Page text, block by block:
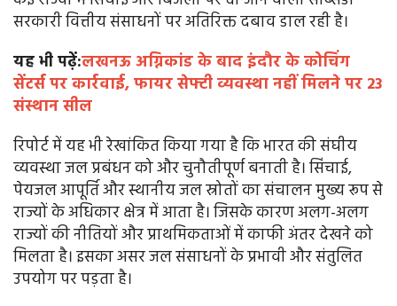
सरकारी वित्तीय संसाधनों पर अतिरिक्त दबाव डाल रही है।
यह भी पढ़ें:लखनऊ अग्निकांड के बाद इंदौर के कोचिंग
सेंटर्स पर कार्रवाई, फायर सेफ्टी व्यवस्था नहीं मिलने पर 23
संस्थान सील
रिपोर्ट में यह भी रेखांकित किया गया है कि भारत की संघीय
व्यवस्था जल प्रबंधन को और चुनौतीपूर्ण बनाती है। सिंचाई,
पेयजल आपूर्ति और स्थानीय जल स्रोतों का संचालन मुख्य रूप से
राज्यों के अधिकार क्षेत्र में आता है। जिसके कारण अलग-अलग
राज्यों की नीतियों और प्राथमिकताओं में काफी अंतर देखने को
मिलता है। इसका असर जल संसाधनों के प्रभावी और संतुलित
उपयोग पर पड़ता है।